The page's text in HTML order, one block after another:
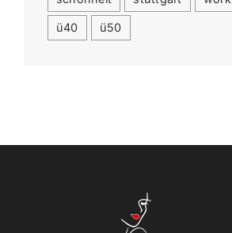
ü40 ü50